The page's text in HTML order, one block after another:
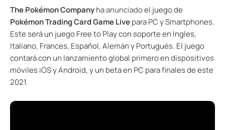
The Pokémon Companyhaanunciadoel juego de
Pokémon Trading Card Game Livepara PC y Smartphones.
Este será un juego Free to Play con soporte en Ingles,
Italiano, Frances, Español, Alemán y Portugués. El juego
contará con un lanzamiento global primero en dispositivos
móviles iOS y Android, y un beta en PC para finales de este
2021.